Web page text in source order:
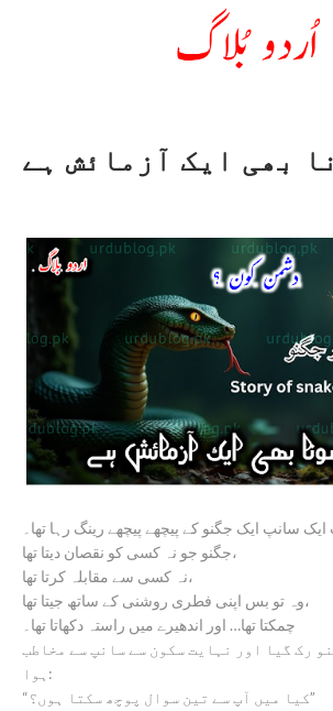
بھی ایک آزمائش ہے
سانپ ایک جگنو کے پیچھے پیچھے رینگ رہا تھا۔
جگنو جو نہ کسی کو نقصان دیتا تھا،
نہ کسی سے مقابلہ کرتا تھا،
وہ تو بس اپنی فطری روشنی کے ساتھ جیتا تھا،
چمکتا تھا… اور اندھیرے میں راستہ دکھاتا تھا۔
رک گیا اور نہایت سکون سے سانپ سے مخاطب
ہوا:
“کیا میں آپ سے تین سوال پوچھ سکتا ہوں؟”